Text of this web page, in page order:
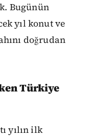
Bugünün
yıl konut ve
doğrudan
Türkiye
yılın ilk